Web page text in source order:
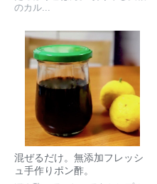
のカル...
混ぜるだけ。無添加フレッシ
ュ手作りポン酢。